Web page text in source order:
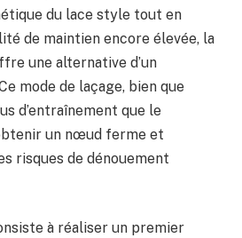
du lace style tout en
de maintien encore élevée, la
une alternative d’un
mode de laçage, bien que
d’entraînement que le
un nœud ferme et
risques de dénouement
à réaliser un premier